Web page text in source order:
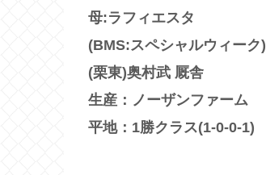
母:ラフィエスタ
(BMS:スペシャルウィーク)
(栗東)奥村武 厩舎
生産：ノーザンファーム
平地： 1勝クラス(1-0-0-1)